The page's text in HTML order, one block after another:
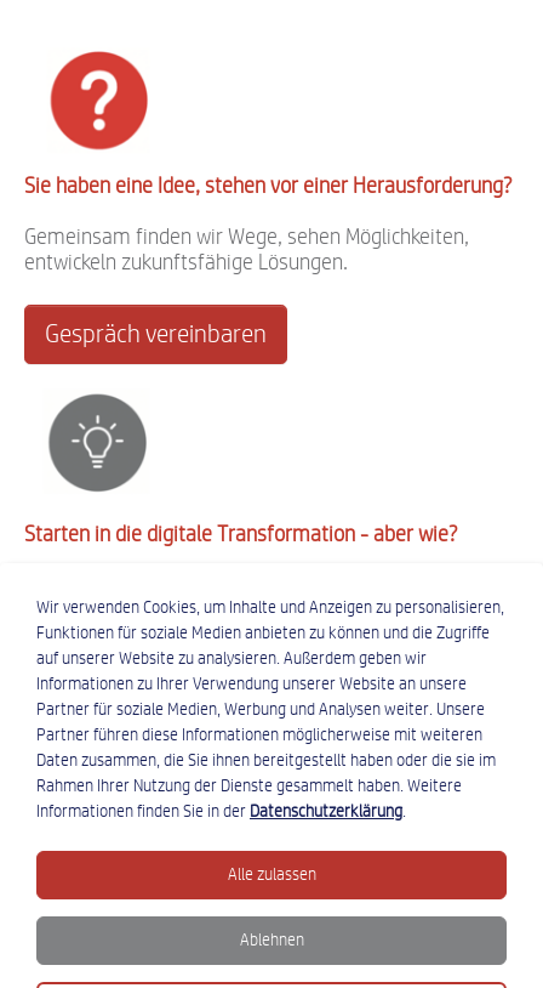
Sie haben eine Idee, stehen vor einer Herausforderung?
Gemeinsam finden wir Wege, sehen Möglichkeiten,
entwickeln zukunftsfähige Lösungen.
Gespräch vereinbaren
Starten in die digitale Transformation - aber wie?
individuellen Weg der Digitalisierung.
Digitalisierungsberatung vereinbaren
Wir verwenden Cookies, um Inhalte und Anzeigen zu personalisieren,
Funktionen für soziale Medien anbieten zu können und die Zugriffe
auf unserer Website zu analysieren. Außerdem geben wir
Informationen zu Ihrer Verwendung unserer Website an unsere
Partner für soziale Medien, Werbung und Analysen weiter. Unsere
Partner führen diese Informationen möglicherweise mit weiteren
Daten zusammen, die Sie ihnen bereitgestellt haben oder die sie im
Rahmen Ihrer Nutzung der Dienste gesammelt haben. Weitere
Informationen finden Sie in der Datenschutzerklärung.
Ablehnen
Alle zulassen